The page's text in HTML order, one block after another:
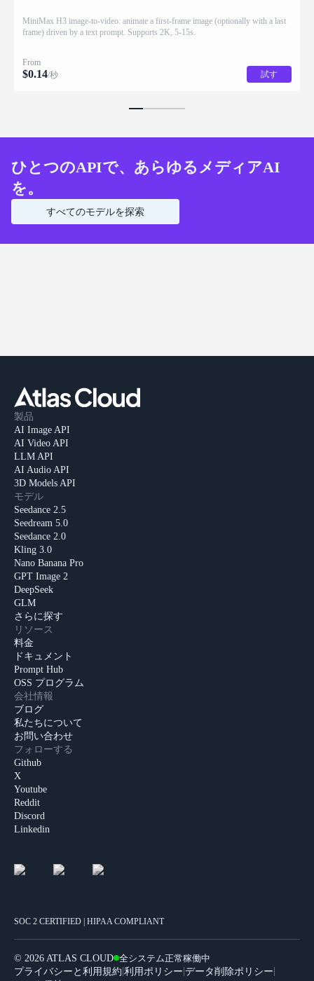
MiniMax H3 image-to-video: animate a first-frame image (optionally with a last
frame) driven by a text prompt. Supports 2K, 5-15s.
From
$0.14/秒 試す
ひとつのAPIで、あらゆるメディアAI
を。
すべてのモデルを探索
製品
AI Image API
AI Video API
LLM API
AI Audio API
3D Models API
モデル
Seedance 2.5
Seedream 5.0
Seedance 2.0
Kling 3.0
Nano Banana Pro
GPT Image 2
DeepSeek
GLM
さらに探す
リソース
料金
ドキュメント
Prompt Hub
OSS プログラム
会社情報
ブログ
私たちについて
お問い合わせ
フォローする
Github
X
Youtube
Reddit
Discord
Linkedin
SOC 2 CERTIFIED | HIPAA COMPLIANT
© 2026 ATLAS CLOUD 全システム正常稼働中
プライバシーと利用規約 利用ポリシー データ削除ポリシー